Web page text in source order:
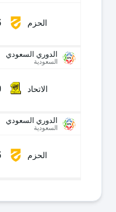
الحزم
الدوري السعودي
السعودية
الاتحاد
الدوري السعودي
السعودية
الحزم